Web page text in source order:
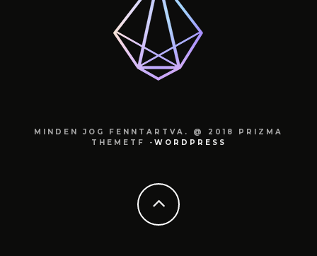
MINDEN JOG FENNTARTVA. @ 2018 PRIZMA
THEMETF - WORDPRESS